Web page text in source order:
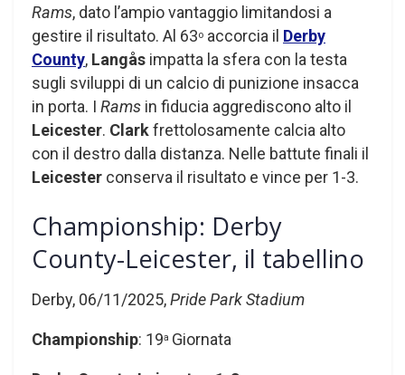
Rams, dato l’ampio vantaggio limitandosi a
gestire il risultato. Al 63o accorcia il Derby
County, Langås impatta la sfera con la testa
sugli sviluppi di un calcio di punizione insacca
in porta. I Rams in fiducia aggrediscono alto il
Leicester. Clarkfrettolosamente calcia alto
con il destro dalla distanza. Nelle battute finali il
Leicester conserva il risultato e vince per 1-3.
Championship: Derby
County-Leicester, il tabellino
Derby, 06/11/2025,Pride Park Stadium
Championship: 19a Giornata